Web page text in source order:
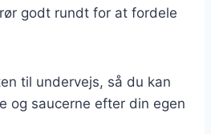
godt rundt for at fordele
til undervejs, så du kan
og saucerne efter din egen